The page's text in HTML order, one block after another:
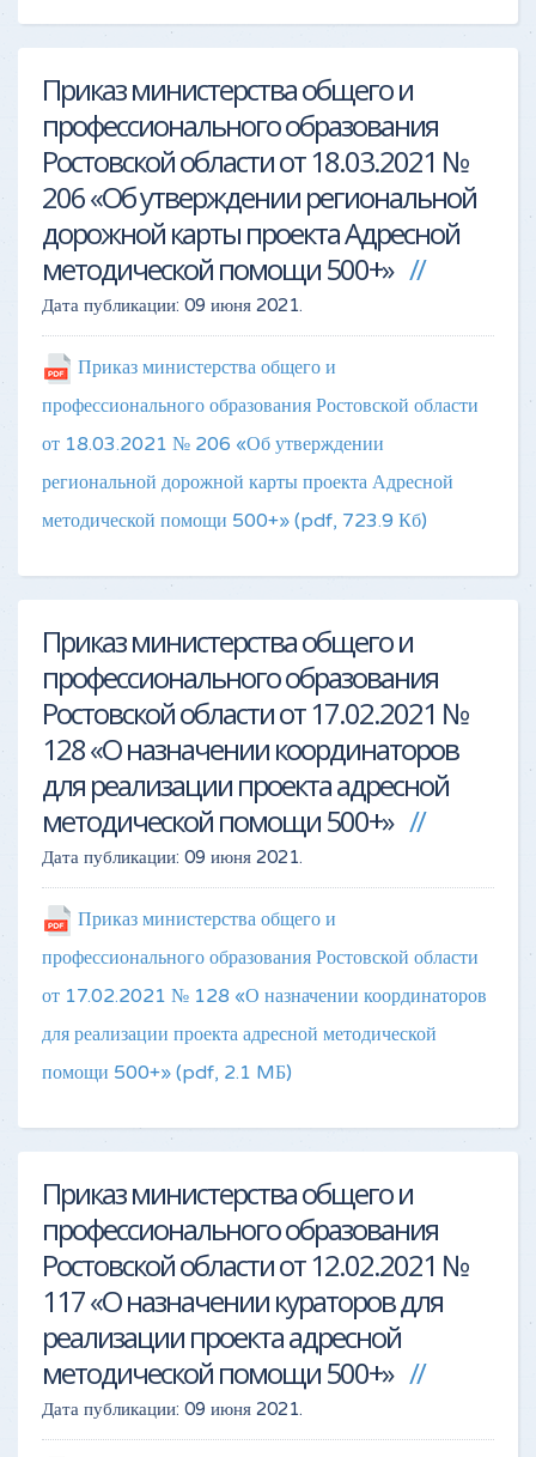
Приказ министерства общего и
профессионального образования
Ростовской области от 18.03.2021 №
206 «Об утверждении региональной
дорожной карты проекта Адресной
методической помощи 500+»
Дата публикации: 09 июня 2021.
Приказ министерства общего и
профессионального образования Ростовской области
от 18.03.2021 № 206 «Об утверждении
региональной дорожной карты проекта Адресной
методической помощи 500+» (pdf, 723.9 Кб)
Приказ министерства общего и
профессионального образования
Ростовской области от 17.02.2021 №
128 «О назначении координаторов
для реализации проекта адресной
методической помощи 500+»
Дата публикации: 09 июня 2021.
Приказ министерства общего и
профессионального образования Ростовской области
от 17.02.2021 № 128 «О назначении координаторов
для реализации проекта адресной методической
помощи 500+» (pdf, 2.1 MБ)
Приказ министерства общего и
профессионального образования
Ростовской области от 12.02.2021 №
117 «О назначении кураторов для
реализации проекта адресной
методической помощи 500+»
Дата публикации: 09 июня 2021.